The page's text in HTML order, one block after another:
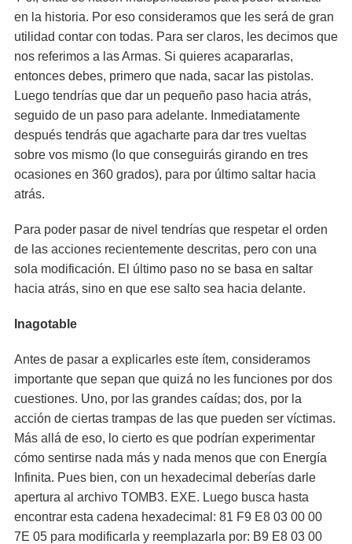
en la historia. Por eso consideramos que les será de gran
utilidad contar con todas. Para ser claros, les decimos que
nos referimos a las Armas. Si quieres acapararlas,
entonces debes, primero que nada, sacar las pistolas.
Luego tendrías que dar un pequeño paso hacia atrás,
seguido de un paso para adelante. Inmediatamente
después tendrás que agacharte para dar tres vueltas
sobre vos mismo (lo que conseguirás girando en tres
ocasiones en 360 grados), para por último saltar hacia
atrás.
Para poder pasar de nivel tendrías que respetar el orden
de las acciones recientemente descritas, pero con una
sola modificación. El último paso no se basa en saltar
hacia atrás, sino en que ese salto sea hacia delante.
Inagotable
Antes de pasar a explicarles este ítem, consideramos
importante que sepan que quizá no les funciones por dos
cuestiones. Uno, por las grandes caídas; dos, por la
acción de ciertas trampas de las que pueden ser víctimas.
Más allá de eso, lo cierto es que podrían experimentar
cómo sentirse nada más y nada menos que con Energía
Infinita. Pues bien, con un hexadecimal deberías darle
apertura al archivo TOMB3. EXE. Luego busca hasta
encontrar esta cadena hexadecimal: 81 F9 E8 03 00 00
7E 05 para modificarla y reemplazarla por: B9 E8 03 00